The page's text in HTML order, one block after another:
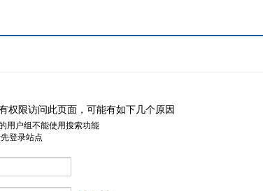
权限访问此页面，可能有如下几个原因
用户组不能使用搜索功能
登录站点